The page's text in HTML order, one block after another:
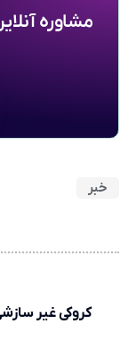
مشاوره
خبر
کروکی غیر